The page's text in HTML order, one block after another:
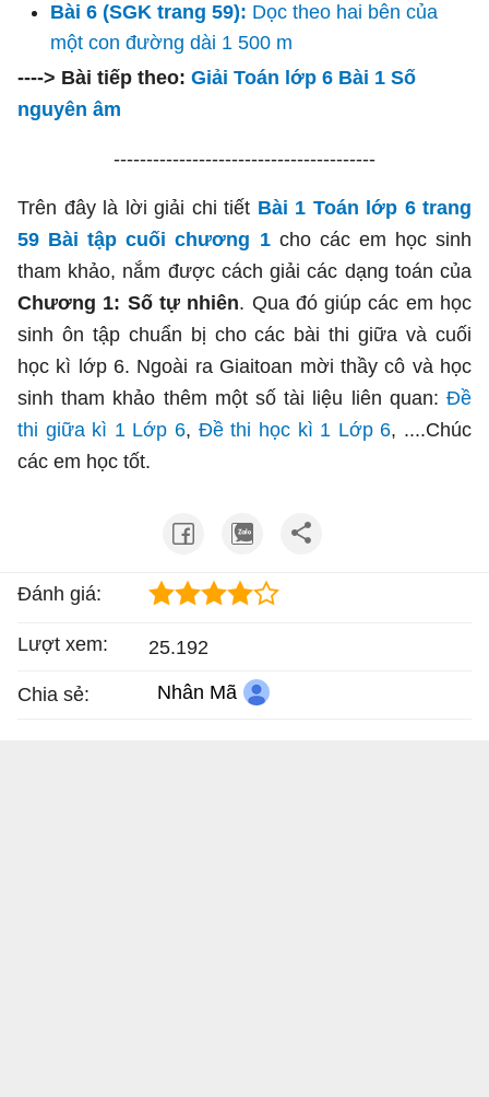
Bài 6 (SGK trang 59): Dọc theo hai bên của
một con đường dài 1 500 m
----> Bài tiếp theo: Giải Toán lớp 6 Bài 1 Số
nguyên âm
----------------------------------------
Trên đây là lời giải chi tiết Bài 1 Toán lớp 6 trang
59 Bài tập cuối chương 1cho các em học sinh
tham khảo, nắm được cách giải các dạng toán của
Chương 1: Số tự nhiên. Qua đó giúp các em học
sinh ôn tập chuẩn bị cho các bài thi giữa và cuối
học kì lớp 6. Ngoài ra Giaitoan mời thầy cô và học
sinh tham khảo thêm một số tài liệu liên quan: Đề
thi giữa kì 1 Lớp 6, Đề thi học kì 1 Lớp 6, ....Chúc
các em học tốt.
Đánh giá:
Lượt xem: 25.192
Chia sẻ: Nhân Mã